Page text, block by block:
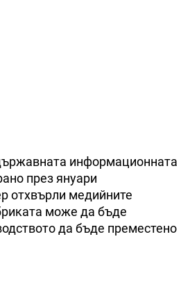
информационната
през януари
отхвърли медийните
може да бъде
да бъде преместено